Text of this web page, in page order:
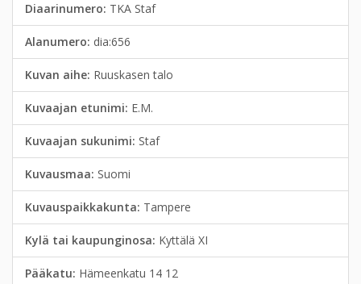
Diaarinumero: TKA Staf
Alanumero: dia:656
Kuvan aihe: Ruuskasen talo
Kuvaajan etunimi: E.M.
Kuvaajan sukunimi: Staf
Kuvausmaa: Suomi
Kuvauspaikkakunta: Tampere
Kylä tai kaupunginosa: Kyttälä XI
Pääkatu: Hämeenkatu 14 12